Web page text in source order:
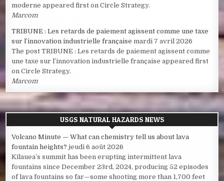
moderne appeared first on Circle Strategy.
Marcom
TRIBUNE : Les retards de paiement agissent comme une taxe
sur l’innovation industrielle française mardi 7 avril 2026
The post TRIBUNE : Les retards de paiement agissent comme
une taxe sur l’innovation industrielle française appeared first
on Circle Strategy.
Marcom
USGS NATURAL HAZARDS NEWS
Volcano Minute — What can chemistry tell us about lava
fountain heights? jeudi 6 août 2026
Kīlauea’s summit has been erupting intermittent lava
fountains since December 23rd, 2024, producing 52 episodes
of lava fountains so far—some shooting more than 1,700 feet